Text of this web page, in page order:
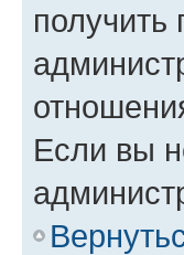
получить
Если вы